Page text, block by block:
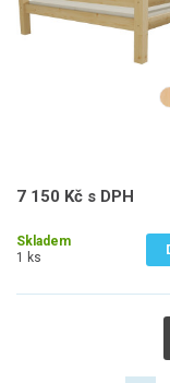
7 150 Kč s DPH
Skladem
1 ks